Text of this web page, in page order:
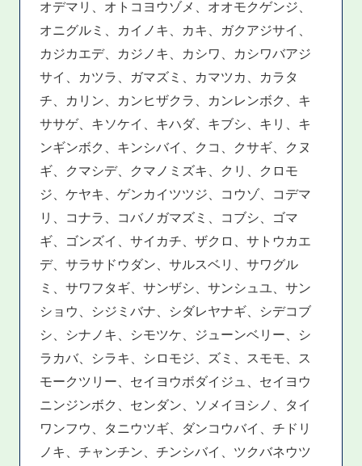
オデマリ、オトコヨウゾメ、オオモクゲンジ、
オニグルミ、カイノキ、カキ、ガクアジサイ、
カジカエデ、カジノキ、カシワ、カシワバアジ
サイ、カツラ、ガマズミ、カマツカ、カラタ
チ、カリン、カンヒザクラ、カンレンボク、キ
ササゲ、キソケイ、キハダ、キブシ、キリ、キ
ンギンボク、キンシバイ、クコ、クサギ、クヌ
ギ、クマシデ、クマノミズキ、クリ、クロモ
ジ、ケヤキ、ゲンカイツツジ、コウゾ、コデマ
リ、コナラ、コバノガマズミ、コブシ、ゴマ
ギ、ゴンズイ、サイカチ、ザクロ、サトウカエ
デ、サラサドウダン、サルスベリ、サワグル
ミ、サワフタギ、サンザシ、サンシュユ、サン
ショウ、シジミバナ、シダレヤナギ、シデコブ
シ、シナノキ、シモツケ、ジューンベリー、シ
ラカバ、シラキ、シロモジ、ズミ、スモモ、ス
モークツリー、セイヨウボダイジュ、セイヨウ
ニンジンボク、センダン、ソメイヨシノ、タイ
ワンフウ、タニウツギ、ダンコウバイ、チドリ
ノキ、チャンチン、チンシバイ、ツクバネウツ